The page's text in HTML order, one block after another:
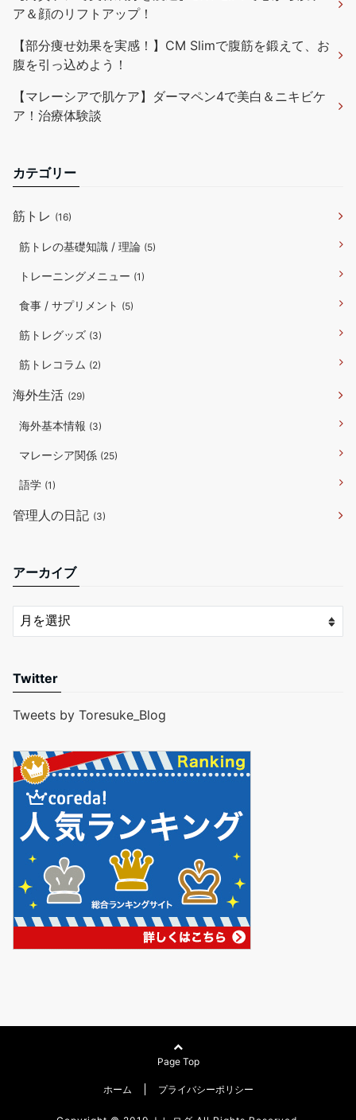
ア＆顔のリフトアップ！
【部分痩せ効果を実感！】CM Slimで腹筋を鍛えて、お
腹を引っ込めよう！
【マレーシアで肌ケア】ダーマペン4で美白＆ニキビケ
ア！治療体験談
カテゴリー
筋トレ (16)
筋トレの基礎知識 / 理論 (5)
トレーニングメニュー (1)
食事 / サプリメント (5)
筋トレグッズ (3)
筋トレコラム (2)
海外生活 (29)
海外基本情報 (3)
マレーシア関係 (25)
語学 (1)
管理人の日記 (3)
アーカイブ
Twitter
Tweets by Toresuke_Blog
Page Top
ホーム プライバシーポリシー